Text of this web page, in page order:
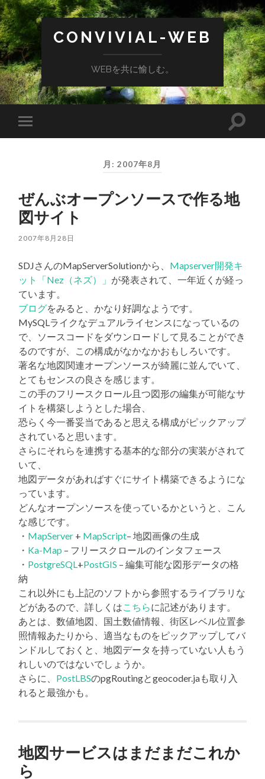
CONVIVIAL-WEB
WEBを共に愉しむ。
モ
バ
ー
を
切
り
替
え
検
を
切
月:2007年8月
ぜんぶオープンソースで作る地
図サイト
2007年8月28日
SDJさんのMapServerSolutionから、 Mapserver開発キ
ット「Nez（ネズ）」 が発表されて、一年近くが経っ
ています。
ブログをみると、かなり好調なようです。
MySQLライクなデュアルライセンスになっているの
で、ソースコードをダウンロードして見ることができ
るのですが、この構成がなかなかおもしろいです。
著名な地図関連オープンソースが綺麗に並んでいて、
とてもセンスの良さを感じます。
この手のフリースクロール且つ図形の編集が可能なサ
イトを構築しようとした場合、
恐らく今一番妥当であると思える構成がピックアップ
されていると思います。
さらにそれらを連携する基本的な部分の実装がされて
いて、
地図データがあればすぐにサイト構築できるようにな
っています。
どんなオープンソースを使っているかというと、こん
な感じです。
・ MapServer + MapScript– 地図画像の生成
・ Ka-Map – フリースクロールのインタフェース
・ PostgreSQL+PostGIS – 編集可能な図形データの格
納
これ以外にも上記のソフトから参照するライブラリな
どがあるので、詳しくはこちらに記述があります。
あとは、数値地図、国土数値情報、街区レベル位置参
照情報あたりから、適当なものをピックアップしてバ
ンドルしておくと、地図データを持っていない人もう
れしいのではないでしょうか。
さらに、 PostLBSのpgRoutingとgeocoder.jaも取り入
れると最強かも。
地図サービスはまだまだこれか
ら